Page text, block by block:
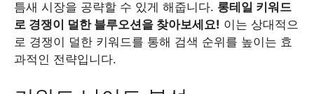
틈새 시장을 공략할 수 있게 해줍니다. 롱테일 키워드
로 경쟁이 덜한 블루오션을 찾아보세요! 이는 상대적으
로 경쟁이 덜한 키워드를 통해 검색 순위를 높이는 효
과적인 전략입니다.